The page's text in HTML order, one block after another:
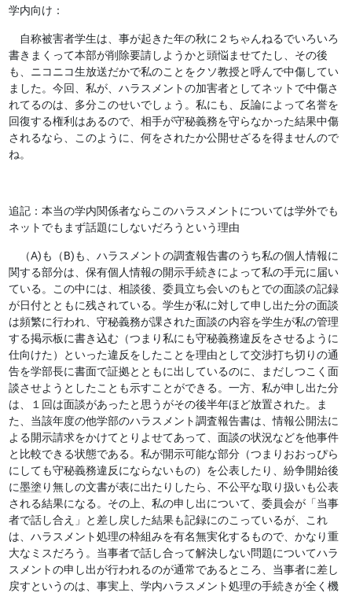
学内向け：
自称被害者学生は、事が起きた年の秋に２ちゃんねるでいろいろ
書きまくって本部が削除要請しようかと頭悩ませてたし、その後
も、ニコニコ生放送だかで私のことをクソ教授と呼んで中傷してい
ました。今回、私が、ハラスメントの加害者としてネットで中傷さ
れてるのは、多分このせいでしょう。私にも、反論によって名誉を
回復する権利はあるので、相手が守秘義務を守らなかった結果中傷
されるなら、このように、何をされたか公開せざるを得ませんので
ね。
追記：本当の学内関係者ならこのハラスメントについては学外でも
ネットでもまず話題にしないだろうという理由
（A)も（B)も、ハラスメントの調査報告書のうち私の個人情報に
関する部分は、保有個人情報の開示手続きによって私の手元に届い
ている。この中には、相談後、委員立ち会いのもとでの面談の記録
が日付とともに残されている。学生が私に対して申し出た分の面談
は頻繁に行われ、守秘義務が課された面談の内容を学生が私の管理
する掲示板に書き込む（つまり私にも守秘義務違反をさせるように
仕向けた）といった違反をしたことを理由として交渉打ち切りの通
告を学部長に書面で証拠とともに出しているのに、まだしつこく面
談させようとしたことも示すことができる。一方、私が申し出た分
は、１回は面談があったと思うがその後半年ほど放置された。ま
た、当該年度の他学部のハラスメント調査報告書は、情報公開法に
よる開示請求をかけてとりよせてあって、面談の状況などを他事件
と比較できる状態である。私が開示可能な部分（つまりおおっぴら
にしても守秘義務違反にならないもの）を公表したり、紛争開始後
に墨塗り無しの文書が表に出たりしたら、不公平な取り扱いも公表
される結果になる。その上、私の申し出について、委員会が「当事
者で話し合え」と差し戻した結果も記録にのこっているが、これ
は、ハラスメント処理の枠組みを有名無実化するもので、かなり重
大なミスだろう。当事者で話し合って解決しない問題についてハラ
スメントの申し出が行われるのが通常であるところ、当事者に差し
戻すというのは、事実上、学内ハラスメント処理の手続きが全く機